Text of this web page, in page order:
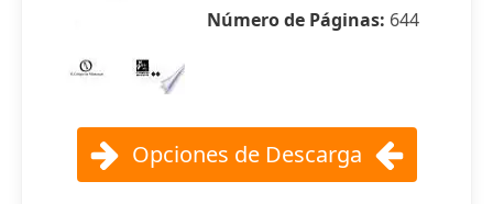
Número de Páginas: 644
Opciones de Descarga